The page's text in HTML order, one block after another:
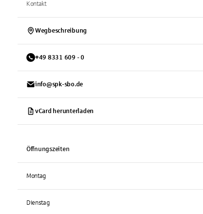
Kontakt
Wegbeschreibung
+49 8331 609 - 0
info@spk-sbo.de
vCard herunterladen
Öffnungszeiten
Montag
Dienstag